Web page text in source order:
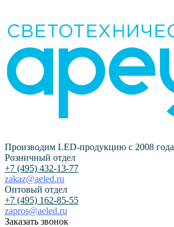
Производим LED-продукцию с 2008 года
Розничный отдел
+7 (495) 432-13-77
zakaz@aeled.ru
Оптовый отдел
+7 (495) 162-85-55
zapros@aeled.ru
Заказать звонок